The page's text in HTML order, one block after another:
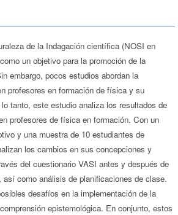
de la Indagación científica (NOSI en
un objetivo para la promoción de la
embargo, pocos estudios abordan la
profesores en formación de física y su
tanto, este estudio analiza los resultados de
profesores de física en formación. Con un
y una muestra de 10 estudiantes de
los cambios en sus concepciones y
del cuestionario VASI antes y después de
como análisis de planificaciones de clase.
desafíos en la implementación de la
epistemológica. En conjunto, estos